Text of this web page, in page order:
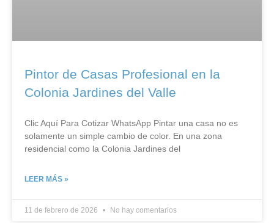
Pintor de Casas Profesional en la
Colonia Jardines del Valle
Clic Aquí Para Cotizar​ WhatsApp Pintar una casa no es
solamente un simple cambio de color. En una zona
residencial como la Colonia Jardines del
LEER MÁS »
11 de febrero de 2026 No hay comentarios